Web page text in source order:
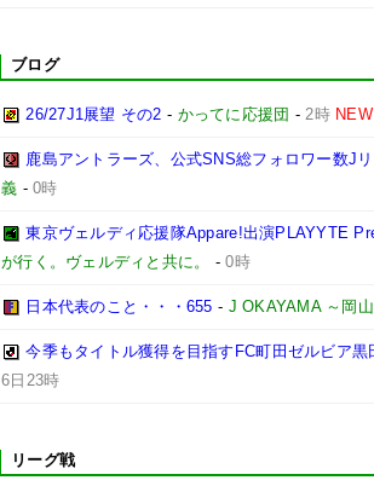
ブログ
26/27J1展望 その2 - かってに応援団 -2時 NEW
鹿島アントラーズ、公式SNS総フォロワー数J
義 -0時
東京ヴェルディ応援隊Appare!出演PLAYYTE
が行く。ヴェルディと共に。
-0時
日本代表のこと・・・655 - J OKAYAMA ～岡
今季もタイトル獲得を目指すFC町田ゼルビア
6日23時
リーグ戦